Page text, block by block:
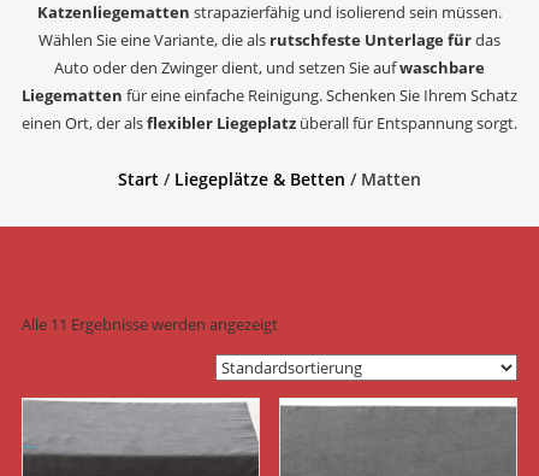
Katzenliegematten strapazierfähig und isolierend sein müssen.
Wählen Sie eine Variante, die als rutschfeste Unterlage fürdas
Auto oder den Zwinger dient, und setzen Sie aufwaschbare
Liegematten für eine einfache Reinigung. Schenken Sie Ihrem Schatz
einen Ort, der alsflexibler Liegeplatzüberall für Entspannung sorgt.
Start/ Liegeplätze & Betten / Matten
Alle 11 Ergebnisse werden angezeigt